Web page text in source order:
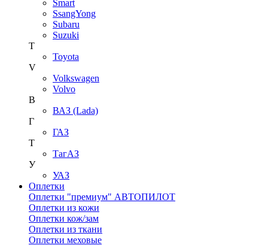
Smart
SsangYong
Subaru
Suzuki
T
Toyota
V
Volkswagen
Volvo
В
ВАЗ (Lada)
Г
ГАЗ
Т
ТагАЗ
У
УАЗ
Оплетки
Оплетки "премиум" АВТОПИЛОТ
Оплетки из кожи
Оплетки кож/зам
Оплетки из ткани
Оплетки меховые